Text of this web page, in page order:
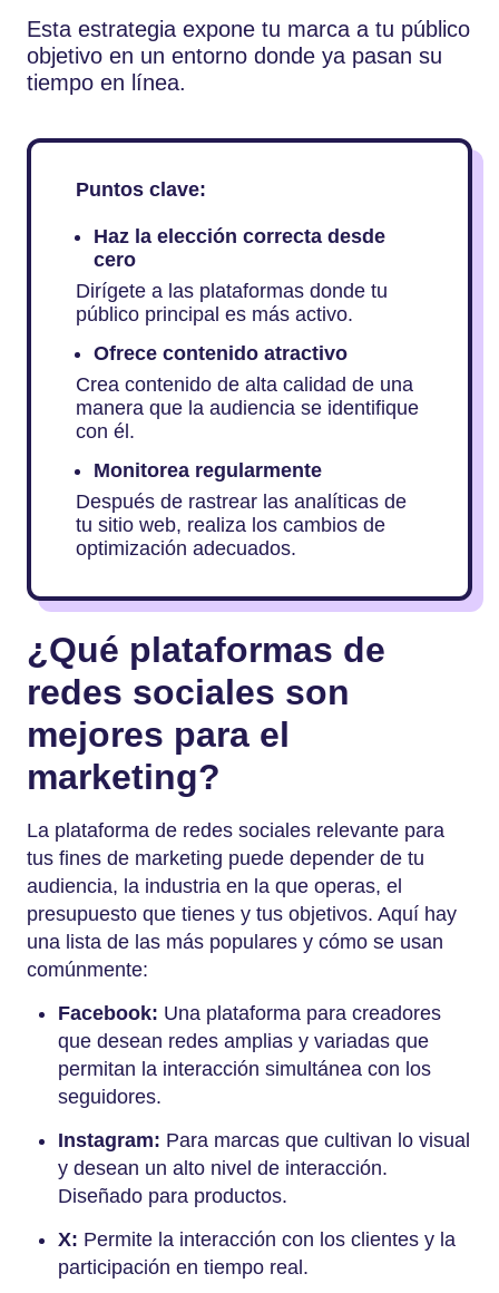
Esta estrategia expone tu marca a tu público
objetivo en un entorno donde ya pasan su
tiempo en línea.
Puntos clave:
Haz la elección correcta desde
cero
Dirígete a las plataformas donde tu
público principal es más activo.
Ofrece contenido atractivo
Crea contenido de alta calidad de una
manera que la audiencia se identifique
con él.
Monitorea regularmente
Después de rastrear las analíticas de
tu sitio web, realiza los cambios de
optimización adecuados.
¿Qué plataformas de
redes sociales son
mejores para el
marketing?
La plataforma de redes sociales relevante para
tus fines de marketing puede depender de tu
audiencia, la industria en la que operas, el
presupuesto que tienes y tus objetivos. Aquí hay
una lista de las más populares y cómo se usan
comúnmente:
Facebook: Una plataforma para creadores
que desean redes amplias y variadas que
permitan la interacción simultánea con los
seguidores.
Instagram: Para marcas que cultivan lo visual
y desean un alto nivel de interacción.
Diseñado para productos.
X: Permite la interacción con los clientes y la
participación en tiempo real.